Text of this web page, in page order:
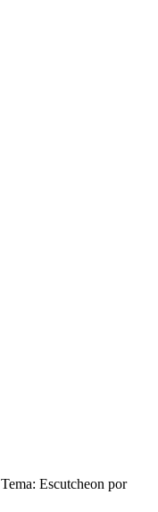
Tema: Escutcheon por